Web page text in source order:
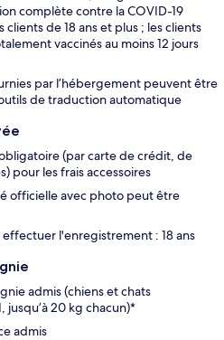
complète contre la COVID-19
clients de 18 ans et plus ; les clients
vaccinés au moins 12 jours
par l’hébergement peuvent être
de traduction automatique
(par carte de crédit, de
pour les frais accessoires
officielle avec photo peut être
l'enregistrement : 18 ans
admis (chiens et chats
jusqu’à 20 kg chacun)*
admis